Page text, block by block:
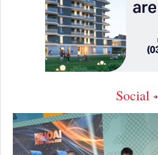
Social